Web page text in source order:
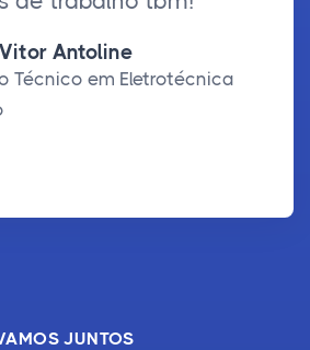
Antoline
Técnico em Eletrotécnica
JUNTOS